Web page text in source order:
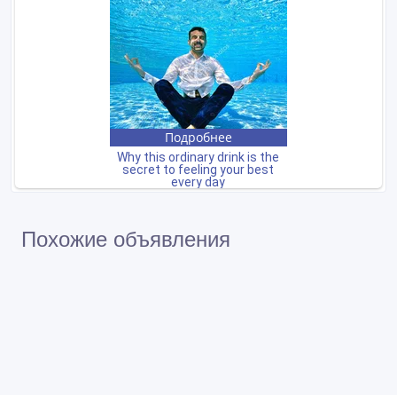
Похожие объявления